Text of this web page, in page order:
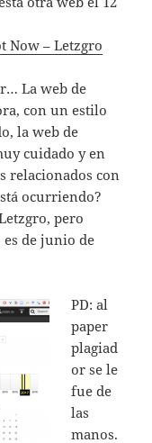
Now – Letzgro
La web de
con un estilo
la web de
cuidado y en
relacionados con
ocurriendo?
pero
es de junio de
PD: al
paper
plagiad
or se le
fue de
las
manos.